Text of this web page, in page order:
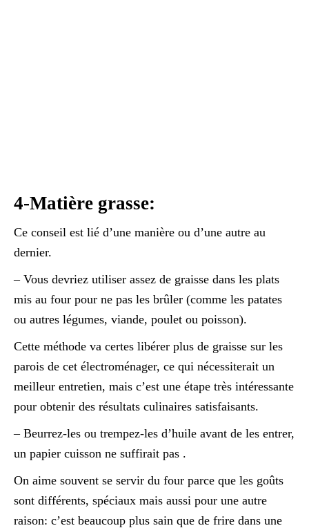
4-Matière grasse:
Ce conseil est lié d’une manière ou d’une autre au
dernier.
– Vous devriez utiliser assez de graisse dans les plats
mis au four pour ne pas les brûler (comme les patates
ou autres légumes, viande, poulet ou poisson).
Cette méthode va certes libérer plus de graisse sur les
parois de cet électroménager, ce qui nécessiterait un
meilleur entretien, mais c’est une étape très intéressante
pour obtenir des résultats culinaires satisfaisants.
– Beurrez-les ou trempez-les d’huile avant de les entrer,
un papier cuisson ne suffirait pas .
On aime souvent se servir du four parce que les goûts
sont différents, spéciaux mais aussi pour une autre
raison: c’est beaucoup plus sain que de frire dans une